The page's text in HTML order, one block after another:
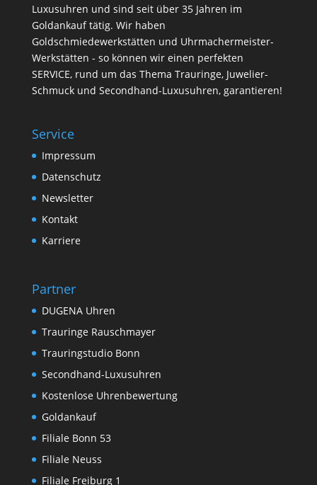
Luxusuhren und sind seit über 35 Jahren im
Goldankauf tätig. Wir haben
Goldschmiedewerkstätten und Uhrmachermeister-
Werkstätten - so können wir einen perfekten
SERVICE, rund um das Thema Trauringe, Juwelier-
Schmuck und Secondhand-Luxusuhren, garantieren!
Service
Impressum
Datenschutz
Newsletter
Kontakt
Karriere
Partner
DUGENA Uhren
Trauringe Rauschmayer
Trauringstudio Bonn
Secondhand-Luxusuhren
Kostenlose Uhrenbewertung
Goldankauf
Filiale Bonn 53
Filiale Neuss
Filiale Freiburg 1